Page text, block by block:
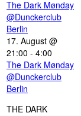
The Dark Mønday
@Dunckerclub
Berlin
17. August @
21:00 - 4:00
The Dark Mønday
@Dunckerclub
Berlin
THE DARK